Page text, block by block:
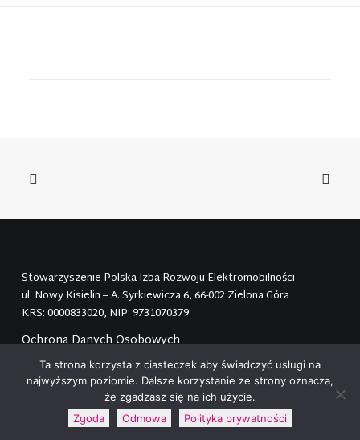
Stowarzyszenie Polska Izba Rozwoju Elektromobilności
ul. Nowy Kisielin – A. Syrkiewicza 6, 66-002 Zielona Góra
KRS: 0000833020, NIP: 9731070379
Ochrona Danych Osobowych
Ta strona korzysta z ciasteczek aby świadczyć usługi na
najwyższym poziomie. Dalsze korzystanie ze strony oznacza,
że zgadzasz się na ich użycie.
Zgoda
Odmowa Polityka prywatności